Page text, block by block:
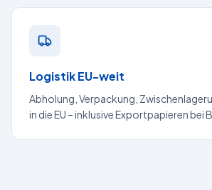
Logistik EU-weit
Abholung, Verpackung,
in die EU – inklusive Exportpapieren bei